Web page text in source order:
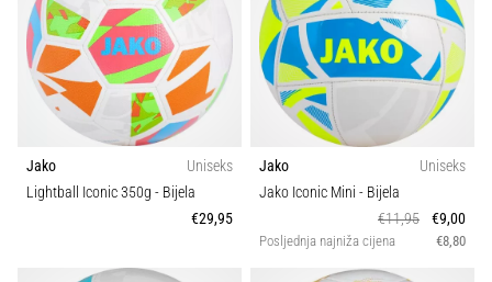
Jako
Uniseks
Lightball Iconic 350g - Bijela
€29,95
Jako
Uniseks
Jako Iconic Mini - Bijela
€11,95
€9,00
Posljednja najniža cijena €8,80